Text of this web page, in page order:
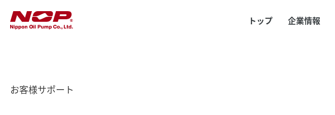
トップ 企業情報
お客様サポート